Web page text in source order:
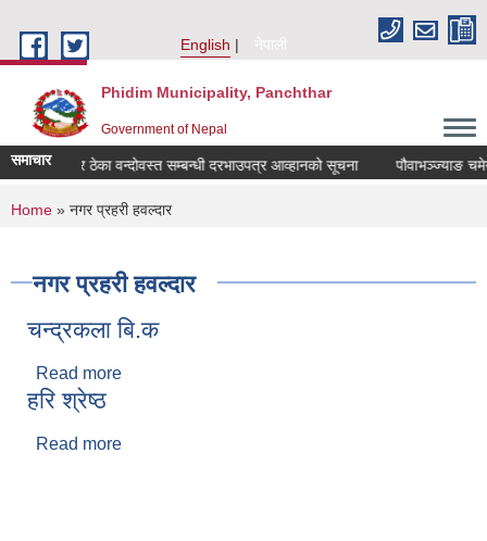
English
नेपाली
Phidim Municipality, Panchthar
Government of Nepal
समाचार
चमेना घर ठेका वन्दोवस्त सम्बन्धी दरभाउपत्र आव्हानको सूचना पौवाभञ्ज्याङ
You are here
Home » नगर प्रहरी हवल्दार
नगर प्रहरी हवल्दार
चन्द्रकला बि.क
Read more
हरि श्रेष्ठ
Read more